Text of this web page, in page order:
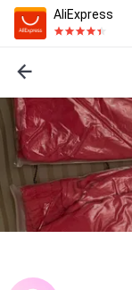
AliExpress